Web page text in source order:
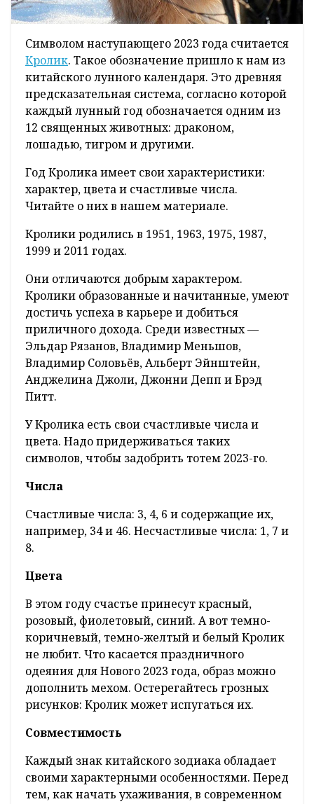
Символом наступающего 2023 года считается
Кролик. Такое обозначение пришло к нам из
китайского лунного календаря. Это древняя
предсказательная система, согласно которой
каждый лунный год обозначается одним из
12 священных животных: драконом,
лошадью, тигром и другими.
Год Кролика имеет свои характеристики:
характер, цвета и счастливые числа.
Читайте о них в нашем материале.
Кролики родились в 1951, 1963, 1975, 1987,
1999 и 2011 годах.
Они отличаются добрым характером.
Кролики образованные и начитанные, умеют
достичь успеха в карьере и добиться
приличного дохода. Среди известных —
Эльдар Рязанов, Владимир Меньшов,
Владимир Соловьёв, Альберт Эйнштейн,
Анджелина Джоли, Джонни Депп и Брэд
Питт.
У Кролика есть свои счастливые числа и
цвета. Надо придерживаться таких
символов, чтобы задобрить тотем 2023-го.
Числа
Счастливые числа: 3, 4, 6 и содержащие их,
например, 34 и 46. Несчастливые числа: 1, 7 и
8.
Цвета
В этом году счастье принесут красный,
розовый, фиолетовый, синий. А вот темно-
коричневый, темно-желтый и белый Кролик
не любит. Что касается праздничного
одеяния для Нового 2023 года, образ можно
дополнить мехом. Остерегайтесь грозных
рисунков: Кролик может испугаться их.
Совместимость
Каждый знак китайского зодиака обладает
своими характерными особенностями. Перед
тем, как начать ухаживания, в современном